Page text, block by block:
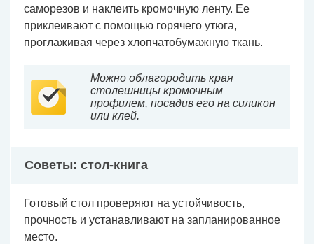
саморезов и наклеить кромочную ленту. Ее
приклеивают с помощью горячего утюга,
проглаживая через хлопчатобумажную ткань.
Можно облагородить края
столешницы кромочным
профилем, посадив его на силикон
или клей.
Советы: стол-книга
Готовый стол проверяют на устойчивость,
прочность и устанавливают на запланированное
место.